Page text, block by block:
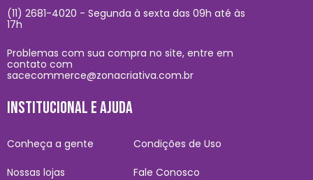
(11) 2681-4020 - Segunda à sexta das 09h até às
17h
Problemas com sua compra no site, entre em
contato com
sacecommerce@zonacriativa.com.br
INSTITUCIONAL E AJUDA
Conheça a gente
Nossas lojas
Condições de Uso
Fale Conosco